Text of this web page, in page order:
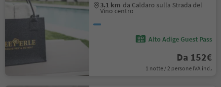
3.1 km da Caldaro sulla Strada del
Vino centro
Alto Adige Guest Pass
Da 152€
1 notte / 2 persone IVA incl.